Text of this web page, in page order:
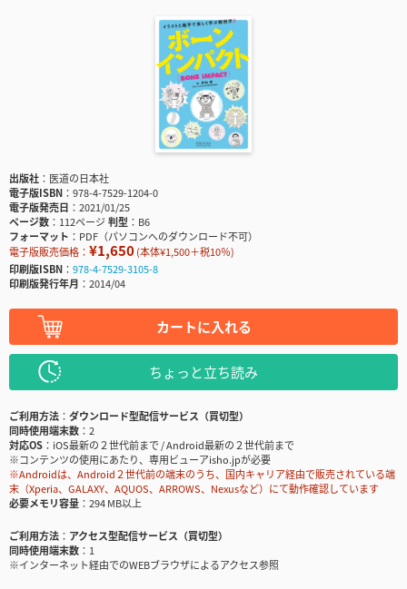
出版社
医道の日本社
電子版ISBN
978-4-7529-1204-0
電子版発売日
2021/01/25
ページ数
112ページ判型
B6
フォーマット
PDF（パソコンへのダウンロード不可）
電子版販売価格： ¥1,650(本体¥1,500＋税10％)
印刷版ISBN
978-4-7529-3105-8
印刷版発行年月
2014/04
カートに入れる
ちょっと立ち読み
ご利用方法
ダウンロード型配信サービス（買切型）
同時使用端末数
2
対応OS
iOS最新の２世代前まで / Android最新の２世代前まで
※コンテンツの使用にあたり、専用ビューアisho.jpが必要
※Androidは、Android２世代前の端末のうち、国内キャリア経由で販売されている端
末（Xperia、GALAXY、AQUOS、ARROWS、Nexusなど）にて動作確認しています
必要メモリ容量
294 MB以上
ご利用方法
アクセス型配信サービス（買切型）
同時使用端末数
1
※インターネット経由でのWEBブラウザによるアクセス参照